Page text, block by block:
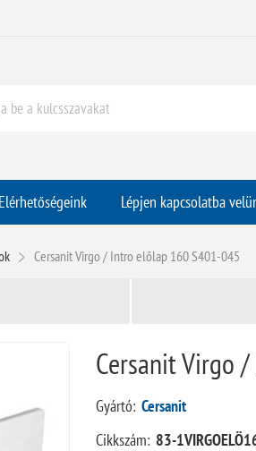
Elérhetőségeink Lépjen kapcsolatba
Cersanit Virgo / Intro előlap 160 S401-045
Cersanit Virgo
Gyártó: Cersanit
Cikkszám: 83-